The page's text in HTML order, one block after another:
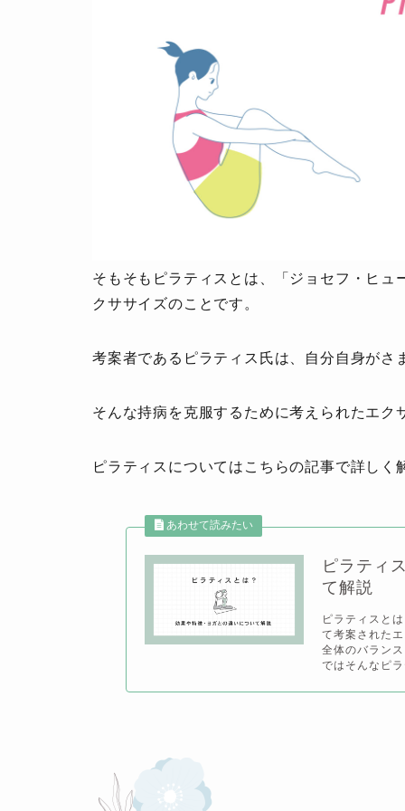
そもそもピラティスとは、「ジョセフ・ヒ
クササイズのことです。
考案者であるピラティス氏は、自分自身がさ
そんな持病を克服するために考えられたエ
ピラティスについてはこちらの記事で詳しく
ピラティ
て解説
ピラティスと
て考案された
全体のバラン
ではそんなピ